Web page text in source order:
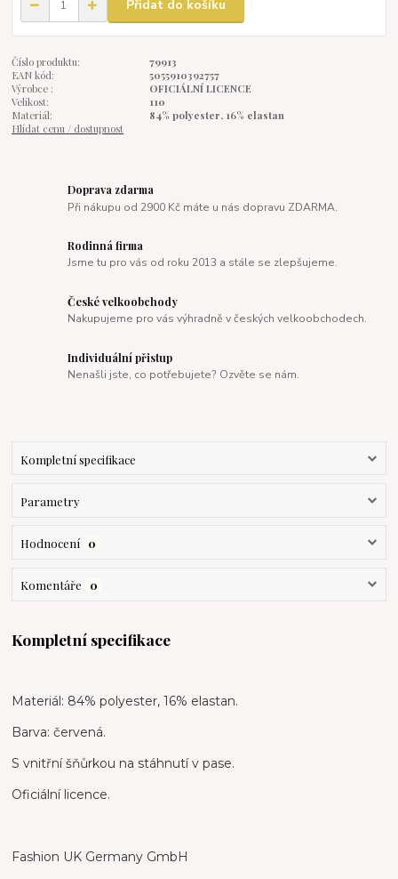
Přidat do košíku
Číslo produktu:
79913
EAN kód:
5055910392757
Výrobce :
OFICIÁLNÍ LICENCE
Velikost:
110
Materiál:
84% polyester, 16% elastan
Hlídat cenu / dostupnost
Doprava zdarma
Při nákupu od 2900 Kč máte u nás dopravu ZDARMA.
Rodinná firma
Jsme tu pro vás od roku 2013 a stále se zlepšujeme.
České velkoobchody
Nakupujeme pro vás výhradně v českých velkoobchodech.
Individuální přistup
Nenašli jste, co potřebujete? Ozvěte se nám.
Kompletní specifikace
Parametry
Hodnocení 0
Komentáře 0
Kompletní specifikace
Materiál: 84% polyester, 16% elastan.
Barva: červená.
S vnitřní šňůrkou na stáhnutí v pase.
Oficiální licence.
Fashion UK Germany GmbH